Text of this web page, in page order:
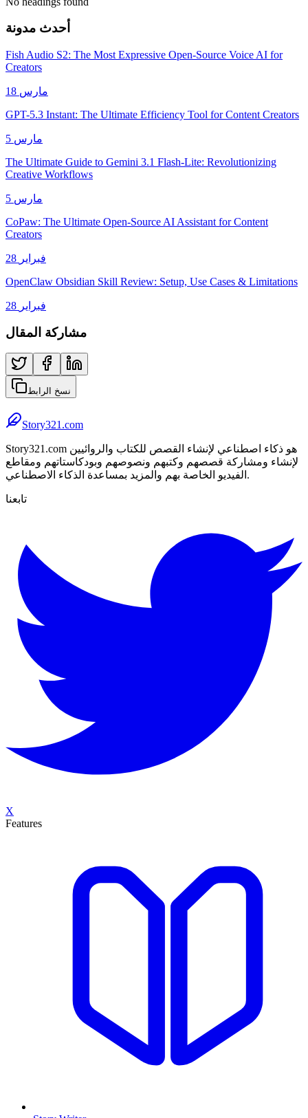
أحدث مدونة
Fish Audio S2: The Most Expressive Open-Source Voice AI for
Creators
18 مارس
GPT-5.3 Instant: The Ultimate Efficiency Tool for Content Creators
5 مارس
The Ultimate Guide to Gemini 3.1 Flash-Lite: Revolutionizing
Creative Workflows
5 مارس
CoPaw: The Ultimate Open-Source AI Assistant for Content
Creators
28 فبراير
OpenClaw Obsidian Skill Review: Setup, Use Cases & Limitations
28 فبراير
مشاركة المقال
نسخ الرابط
Story321.com
Story321.com هو ذكاء اصطناعي لإنشاء القصص للكتاب والروائيين
لإنشاء ومشاركة قصصهم وكتبهم ونصوصهم وبودكاستاتهم ومقاطع
الفيديو الخاصة بهم والمزيد بمساعدة الذكاء الاصطناعي.
تابعنا
X
Features